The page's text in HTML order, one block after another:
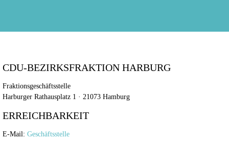
CDU-BEZIRKSFRAKTION HARBURG
Fraktionsgeschäftsstelle
Harburger Rathausplatz 1 · 21073 Hamburg
ERREICHBARKEIT
E-Mail: Geschäftsstelle